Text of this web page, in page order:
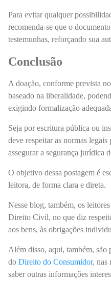
Para evitar qualquer
recomenda-se que o
testemunhas, reforçando sua
Conclusão
A doação, conforme prevista
baseado na liberalidade,
exigindo formalização
Seja por escritura pública ou
deve respeitar as normas
assegurar a segurança jurídica
O objetivo dessa postagem é
leitora, de forma clara e direta.
Nesse blog, também, os
Direito Civil, no que diz
aos bens, às obrigações
Além disso, aqui, também, são
do Direito do Consumidor, nas
saber outras informações